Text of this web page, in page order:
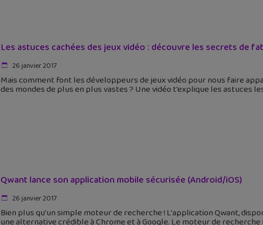
Les astuces cachées des jeux vidéo : découvre les secrets de
26 janvier 2017
Mais comment font les développeurs de jeux vidéo pour nous faire
des mondes de plus en plus vastes ? Une vidéo t'explique les astuces
Qwant lance son application mobile sécurisée (Android/iOS)
26 janvier 2017
Bien plus qu'un simple moteur de recherche ! L'application Qwant,
une alternative crédible à Chrome et à Google. Le moteur de